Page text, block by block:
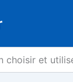
choisir et